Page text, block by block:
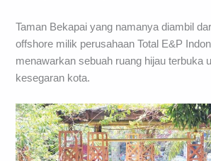
Taman Bekapai yang namanya diambil
offshore milik perusahaan Total E&P
menawarkan sebuah ruang hijau terbuka
kesegaran kota.